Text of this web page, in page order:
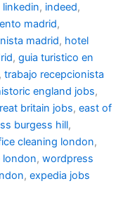
linkedin, indeed,
madrid,
madrid, hotel
, guia turistico en
, trabajo recepcionista
england jobs,
britain jobs, east of
burgess hill,
cleaning london,
london, wordpress
, expedia jobs